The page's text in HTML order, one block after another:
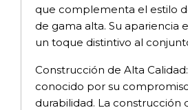
que complementa el estilo
de gama alta. Su apariencia
un toque distintivo al
Construcción de Alta
conocido por su
durabilidad. La construcción